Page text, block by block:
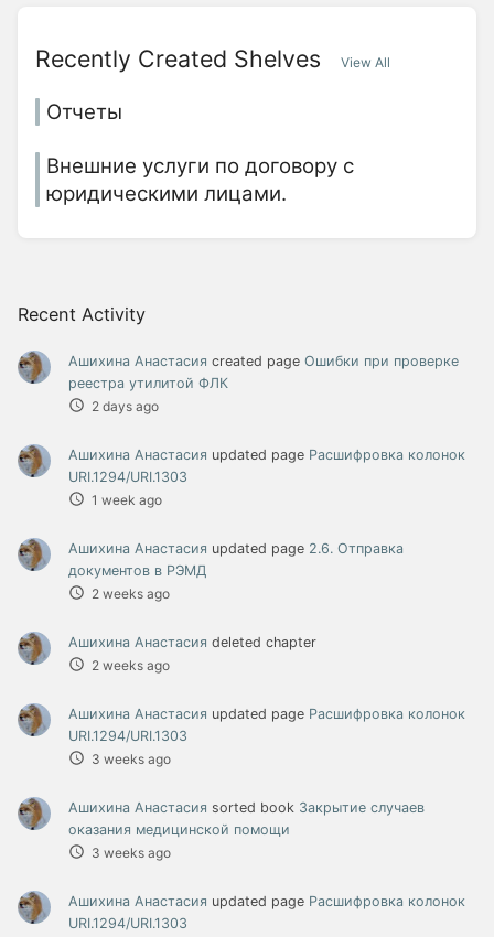
Recent Activity
Ашихина Анастасия created page Ошибки при проверке
реестра утилитой ФЛК
2 days ago
Ашихина Анастасия updated page Расшифровка колонок
URI.1294/URI.1303
1 week ago
Ашихина Анастасия updated page 2.6. Отправка
документов в РЭМД
2 weeks ago
Ашихина Анастасия deleted chapter
2 weeks ago
Ашихина Анастасия updated page Расшифровка колонок
URI.1294/URI.1303
3 weeks ago
Ашихина Анастасия sorted book Закрытие случаев
оказания медицинской помощи
3 weeks ago
Ашихина Анастасия updated page Расшифровка колонок
URI.1294/URI.1303
Recently Created Shelves View All
Отчеты
Внешние услуги по договору с
юридическими лицами.